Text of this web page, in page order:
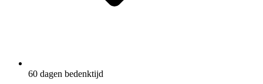
60 dagen bedenktijd